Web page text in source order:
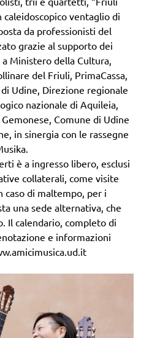
ventaglio di
da professionisti del
grazie al supporto dei
Ministero della Cultura,
del Friuli, PrimaCassa,
Udine, Direzione regionale
nazionale di Aquileia,
Comune di Udine
in sinergia con le rassegne
è a ingresso libero, esclusi
collaterali, come visite
caso di maltempo, per i
una sede alternativa, che
Il calendario, completo di
e informazioni